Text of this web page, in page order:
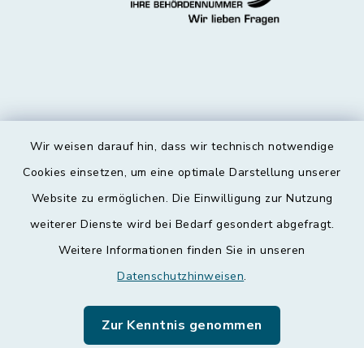
Wir weisen darauf hin, dass wir technisch notwendige
Cookies einsetzen, um eine optimale Darstellung unserer
Website zu ermöglichen. Die Einwilligung zur Nutzung
weiterer Dienste wird bei Bedarf gesondert abgefragt.
Weitere Informationen finden Sie in unseren
Datenschutzhinweisen.
Zur Kenntnis genommen
Kontakt
Datenschutz
Leichte Sprache